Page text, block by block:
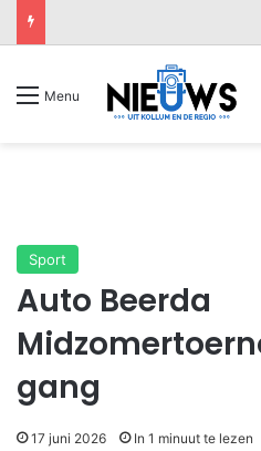
Menu
Sport
Auto Beerda
gang
17 juni 2026 In 1 minuut te lezen